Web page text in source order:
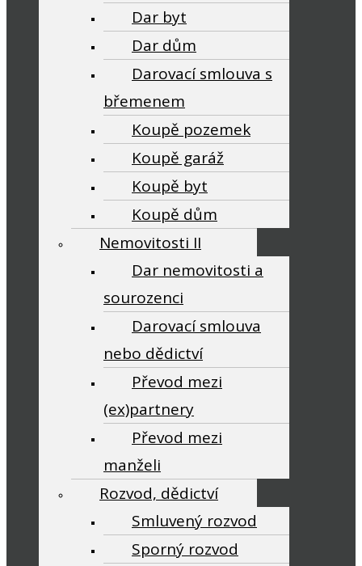
Dar byt
Dar dům
Darovací smlouva s
břemenem
Koupě pozemek
Koupě garáž
Koupě byt
Koupě dům
Nemovitosti II
Dar nemovitosti a
sourozenci
Darovací smlouva
nebo dědictví
Převod mezi
(ex)partnery
Převod mezi
manželi
Rozvod, dědictví
Smluvený rozvod
Sporný rozvod